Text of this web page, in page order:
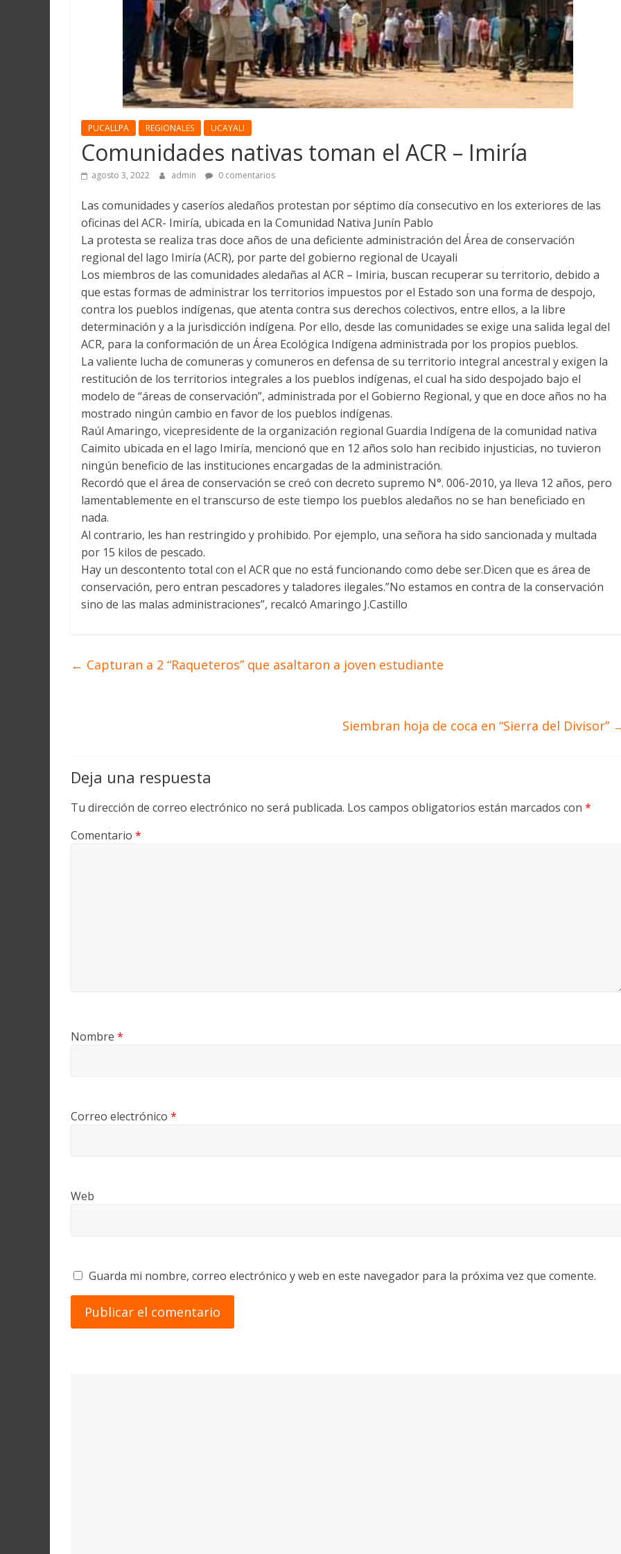
PUCALLPA REGIONALES UCAYALI
Comunidades nativas toman el ACR – Imiría
agosto 3, 2022 admin 0 comentarios
Las comunidades y caseríos aledaños protestan por séptimo día consecutivo en los exteriores de las
oficinas del ACR- Imiría, ubicada en la Comunidad Nativa Junín Pablo
La protesta se realiza tras doce años de una deficiente administración del Área de conservación
regional del lago Imiría (ACR), por parte del gobierno regional de Ucayali
Los miembros de las comunidades aledañas al ACR – Imiria, buscan recuperar su territorio, debido a
que estas formas de administrar los territorios impuestos por el Estado son una forma de despojo,
contra los pueblos indígenas, que atenta contra sus derechos colectivos, entre ellos, a la libre
determinación y a la jurisdicción indígena. Por ello, desde las comunidades se exige una salida legal del
ACR, para la conformación de un Área Ecológica Indígena administrada por los propios pueblos.
La valiente lucha de comuneras y comuneros en defensa de su territorio integral ancestral y exigen la
restitución de los territorios integrales a los pueblos indígenas, el cual ha sido despojado bajo el
modelo de “áreas de conservación”, administrada por el Gobierno Regional, y que en doce años no ha
mostrado ningún cambio en favor de los pueblos indígenas.
Raúl Amaringo, vicepresidente de la organización regional Guardia Indígena de la comunidad nativa
Caimito ubicada en el lago Imiría, mencionó que en 12 años solo han recibido injusticias, no tuvieron
ningún beneficio de las instituciones encargadas de la administración.
Recordó que el área de conservación se creó con decreto supremo N°. 006-2010, ya lleva 12 años, pero
lamentablemente en el transcurso de este tiempo los pueblos aledaños no se han beneficiado en
nada.
Al contrario, les han restringido y prohibido. Por ejemplo, una señora ha sido sancionada y multada
por 15 kilos de pescado.
Hay un descontento total con el ACR que no está funcionando como debe ser.Dicen que es área de
conservación, pero entran pescadores y taladores ilegales.”No estamos en contra de la conservación
sino de las malas administraciones”, recalcó Amaringo J.Castillo
← Capturan a 2 “Raqueteros” que asaltaron a joven estudiante
Siembran hoja de coca en “Sierra del Divisor”
Deja una respuesta
Tu dirección de correo electrónico no será publicada. Los campos obligatorios están marcados con *
Comentario *
Nombre *
Correo electrónico *
Web
Guarda mi nombre, correo electrónico y web en este navegador para la próxima vez que comente.